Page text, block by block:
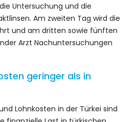
Untersuchung und die
Am zweiten Tag wird die
und am dritten sowie fünften
Arzt Nachuntersuchungen
geringer als in
Lohnkosten in der Türkei sind